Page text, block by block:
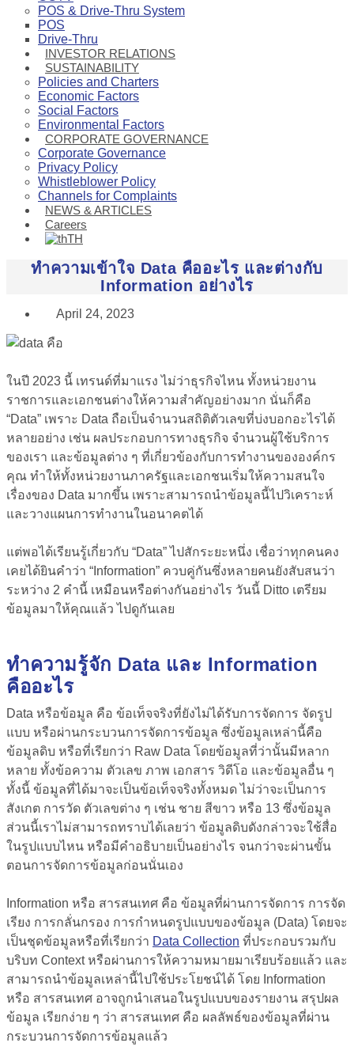
POS & Drive-Thru System
POS
Drive-Thru
INVESTOR RELATIONS
SUSTAINABILITY
Policies and Charters
Economic Factors
Social Factors
Environmental Factors
CORPORATE GOVERNANCE
Corporate Governance
Privacy Policy
Whistleblower Policy
Channels for Complaints
NEWS & ARTICLES
Careers
TH
ทำความเข้าใจ Data คืออะไร และต่างกับ
Information อย่างไร
April 24, 2023
ในปี 2023 นี้ เทรนด์ที่มาแรง ไม่ว่าธุรกิจไหน ทั้งหน่วยงาน
ราชการและเอกชนต่างให้ความสำคัญอย่างมาก นั่นก็คือ
“Data” เพราะ Data ถือเป็นจำนวนสถิติตัวเลขที่บ่งบอกอะไรได้
หลายอย่าง เช่น ผลประกอบการทางธุรกิจ จำนวนผู้ใช้บริการ
ของเรา และข้อมูลต่าง ๆ ที่เกี่ยวข้องกับการทำงานขององค์กร
คุณ ทำให้ทั้งหน่วยงานภาครัฐและเอกชนเริ่มให้ความสนใจ
เรื่องของ Data มากขึ้น เพราะสามารถนำข้อมูลนี้ไปวิเคราะห์
และวางแผนการทำงานในอนาคตได้
แต่พอได้เรียนรู้เกี่ยวกับ “Data” ไปสักระยะหนึ่ง เชื่อว่าทุกคนคง
เคยได้ยินคำว่า “Information” ควบคู่กันซึ่งหลายคนยังสับสนว่า
ระหว่าง 2 คำนี้ เหมือนหรือต่างกันอย่างไร วันนี้ Ditto เตรียม
ข้อมูลมาให้คุณแล้ว ไปดูกันเลย
ทำความรู้จัก Data และ Information
คืออะไร
Data หรือข้อมูล คือ ข้อเท็จจริงที่ยังไม่ได้รับการจัดการ จัดรูป
แบบ หรือผ่านกระบวนการจัดการข้อมูล ซึ่งข้อมูลเหล่านี้คือ
ข้อมูลดิบ หรือที่เรียกว่า Raw Data โดยข้อมูลที่ว่านั้นมีหลาก
หลาย ทั้งข้อความ ตัวเลข ภาพ เอกสาร วิดีโอ และข้อมูลอื่น ๆ
ทั้งนี้ ข้อมูลที่ได้มาจะเป็นข้อเท็จจริงทั้งหมด ไม่ว่าจะเป็นการ
สังเกต การวัด ตัวเลขต่าง ๆ เช่น ชาย สีขาว หรือ 13 ซึ่งข้อมูล
ส่วนนี้เราไม่สามารถทราบได้เลยว่า ข้อมูลดิบดังกล่าวจะใช้สื่อ
ในรูปแบบไหน หรือมีคำอธิบายเป็นอย่างไร จนกว่าจะผ่านขั้น
ตอนการจัดการข้อมูลก่อนนั่นเอง
Information หรือ สารสนเทศ คือ ข้อมูลที่ผ่านการจัดการ การจัด
เรียง การกลั่นกรอง การกำหนดรูปแบบของข้อมูล (Data) โดยจะ
เป็นชุดข้อมูลหรือที่เรียกว่า Data Collection ที่ประกอบรวมกับ
บริบท Context หรือผ่านการให้ความหมายมาเรียบร้อยแล้ว และ
สามารถนำข้อมูลเหล่านี้ไปใช้ประโยชน์ได้ โดย Information
หรือ สารสนเทศ อาจถูกนำเสนอในรูปแบบของรายงาน สรุปผล
ข้อมูล เรียกง่าย ๆ ว่า สารสนเทศ คือ ผลลัพธ์ของข้อมูลที่ผ่าน
กระบวนการจัดการข้อมูลแล้ว